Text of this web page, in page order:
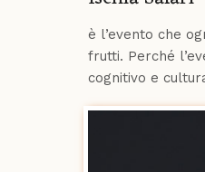
è l’evento che
frutti. Perché
cognitivo e